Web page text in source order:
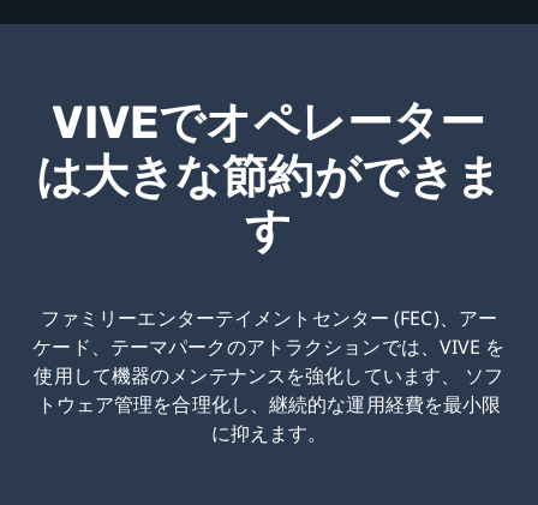
VIVEでオペレーター
は大きな節約ができま
す
ファミリーエンターテイメントセンター (FEC)、アー
ケード、テーマパークのアトラクションでは、VIVE を
使用して機器のメンテナンスを強化しています、 ソフ
トウェア管理を合理化し、継続的な運用経費を最小限
に抑えます。